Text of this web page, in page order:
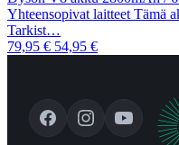
Yhteensopivat laitteet Tämä
Tarkist…
79,95 € 54,95 €